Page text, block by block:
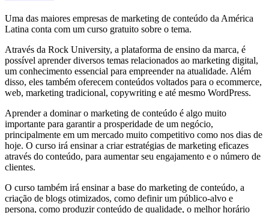
Uma das maiores empresas de marketing de conteúdo da América
Latina conta com um curso gratuito sobre o tema.
Através da Rock University, a plataforma de ensino da marca, é
possível aprender diversos temas relacionados ao marketing digital,
um conhecimento essencial para empreender na atualidade. Além
disso, eles também oferecem conteúdos voltados para o ecommerce,
web, marketing tradicional, copywriting e até mesmo WordPress.
Aprender a dominar o marketing de conteúdo é algo muito
importante para garantir a prosperidade de um negócio,
principalmente em um mercado muito competitivo como nos dias de
hoje. O curso irá ensinar a criar estratégias de marketing eficazes
através do conteúdo, para aumentar seu engajamento e o número de
clientes.
O curso também irá ensinar a base do marketing de conteúdo, a
criação de blogs otimizados, como definir um público-alvo e
persona, como produzir conteúdo de qualidade, o melhor horário